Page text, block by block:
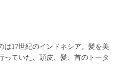
は17世紀のインドネシア。髪を美
っていた、頭皮、髪、首のトータ